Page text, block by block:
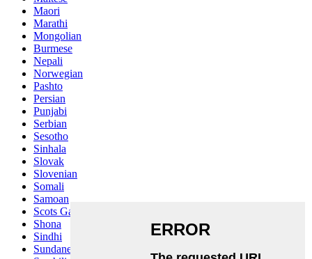
Maori
Marathi
Mongolian
Burmese
Nepali
Norwegian
Pashto
Persian
Punjabi
Serbian
Sesotho
Sinhala
Slovak
Slovenian
Somali
Samoan
Scots Gaelic
Shona
Sindhi
Sundanese